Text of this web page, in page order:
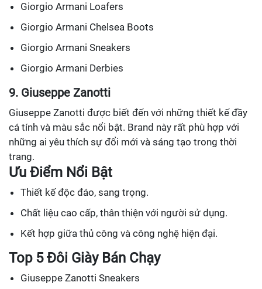
Giorgio Armani Loafers
Giorgio Armani Chelsea Boots
Giorgio Armani Sneakers
Giorgio Armani Derbies
9. Giuseppe Zanotti
Giuseppe Zanotti được biết đến với những thiết kế đầy
cá tính và màu sắc nổi bật. Brand này rất phù hợp với
những ai yêu thích sự đổi mới và sáng tạo trong thời
trang.
Ưu Điểm Nổi Bật
Thiết kế độc đáo, sang trọng.
Chất liệu cao cấp, thân thiện với người sử dụng.
Kết hợp giữa thủ công và công nghệ hiện đại.
Top 5 Đôi Giày Bán Chạy
Giuseppe Zanotti Sneakers